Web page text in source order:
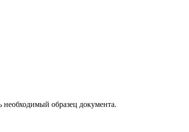
необходимый образец документа.